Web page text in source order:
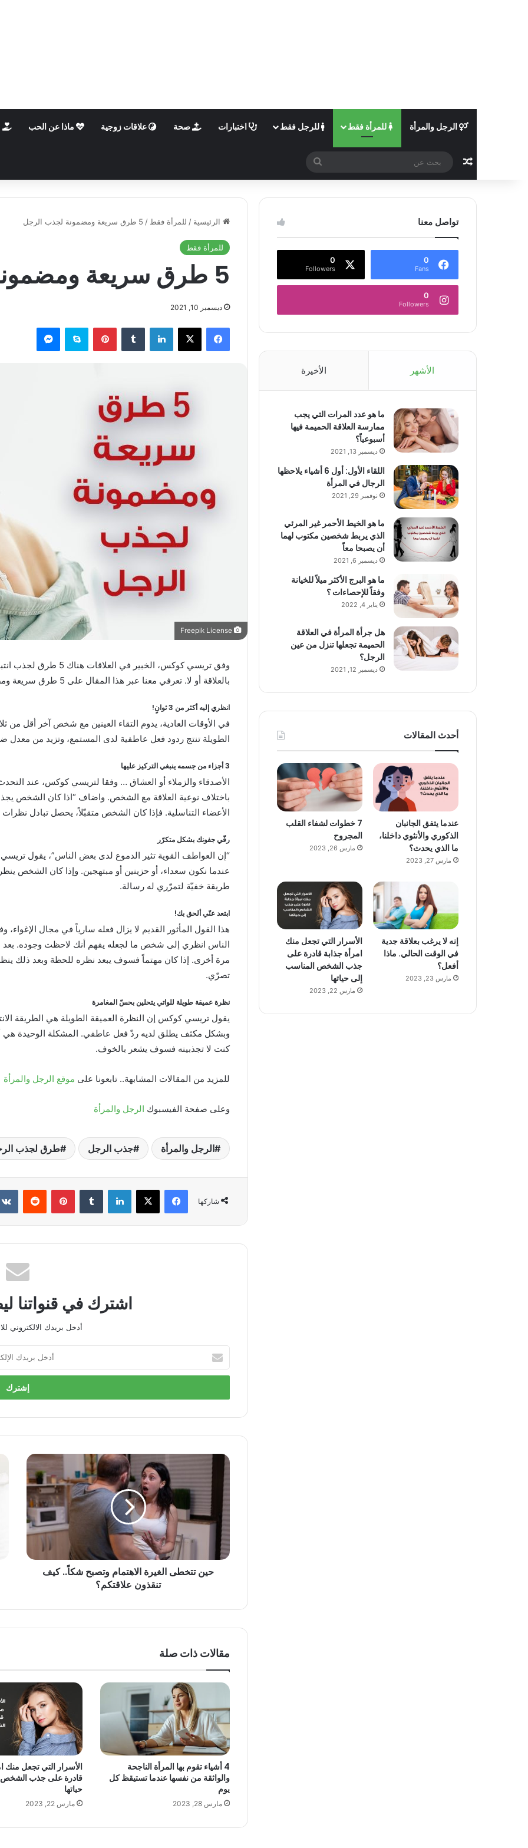
الرجل والمرأة للمرأة فقط للرجل فقط اختبارات صحة علاقات زوجية ماذا عن الحب
مقال عشوائي
بحث
عن
الرئيسية / للمرأة فقط / 5 طرق سريعة ومضمونة لجذب الرجل
للمرأة فقط
5 طرق سريعة ومضمونة لجذب الرجل
ديسمبر 10, 2021
فيسبوك X لينكدإن بينتيريستسكايب ماسنجر
وفق تريسي كوكس، الخبير
بالعلاقة أو لا. تعرفي معنا عبر هذا المقال على 5 طرق سريعة ومضمونة لجذب الرجل.
انظري إليه أكثر من 3 ثوانٍ!
في الأوقات العادية، يدوم التقاء العينين مع شخص آخر أقل من
الطويلة تنتج ردود فعل عاطفية لدى المستمع، وتزيد من معدل
3 أجزاء من جسمه ينبغي التركيز عليها
الأصدقاء والزملاء أو العشاق … وفقا لتريسي كوكس، عند
باختلاف نوعية العلاقة مع الشخص. واضاف “اذا كان الشخص
الأعضاء التناسلية. فإذا كان الشخص متقبّلاً، يحصل تبادل
رفّي جفونك بشكل متكرّر
“إن العواطف القوية تثير الدموع لدى بعض الناس”، يقول
عندما نكون سعداء، أو حزينين أو مبتهجين. وإذا كان الشخص
طريقة خفيّة لتمرّري له رسالة.
ابتعد عنّي ألحق بك!
هذا القول المأثور القديم لا يزال فعله سارياً في مجال
الناس انظري إلى شخص ما لجعله يفهم أنك لاحظت وجوده.
مرة أخرى. إذا كان مهتماً فسوف يبعد نظره للحظة وبعد ذلك
تصرّي.
نظرة عميقة طويلة للواتي يتحلين بحسّ المغامرة
يقول تريسي كوكس إن النظرة العميقة الطويلة هي الطريقة
وبشكل مكثف يطلق لديه ردّ فعل عاطفي. المشكلة الوحيدة هي
كنت لا تجذبينه فسوف يشعر بالخوف.
للمزيد من المقالات المشابهة.. تابعونا على موقع الرجل والمرأة
وعلى صفحة الفيسبوك الرجل والمرأة
الرجل والمرأة جذب الرجل طرق لجذب
شاركها
فيسبوك X لينكدإن بينتيريست
اشترك في قنواتنا
أدخل بريدك الالكتروني
بريدك
الإلكتروني
حين تتخطى الغيرة الاهتمام وتصبح شكاً.. كيف
تنقذون علاقتكم؟
مقالات ذات صلة
4 أشياء تقوم بها المرأة الناجحة
والواثقة من نفسها عندما تستيقظ كل
يوم
مارس 28, 2023
الأسرار التي تجعل منك
قادرة على جذب الشخص
حياتها
مارس 22, 2023
تواصل معنا
0
Fans
0
Followers
0
Followers
الأشهر الأخيرة
ما هو عدد المرات التي يجب
ممارسة العلاقة الحميمة فيها
أسبوعياً؟
ديسمبر 13, 2021
اللقاء الأول: أول 6 أشياء يلاحظها
الرجال في المرأة
نوفمبر 29, 2021
ما هو الخيط الأحمر غير المرئي
الذي يربط شخصين مكتوب لهما
أن يصبحا معاً
ديسمبر 6, 2021
ما هو البرج الأكثر ميلاً للخيانة
وفقاً للإحصاءات ؟
يناير 4, 2022
هل جرأة المرأة في العلاقة
الحميمة تجعلها تنزل من عين
الرجل؟
ديسمبر 12, 2021
أحدث المقالات
عندما يتفق الجانبان
الذكوري والأنثوي داخلنا،
ما الذي يحدث؟
مارس 27, 2023
7 خطوات لشفاء القلب
المجروح
مارس 26, 2023
إنه لا يرغب بعلاقة جدية
في الوقت الحالي. ماذا
أفعل؟
مارس 23, 2023
الأسرار التي تجعل منك
امرأة جذابة قادرة على
جذب الشخص المناسب
إلى حياتها
مارس 22, 2023